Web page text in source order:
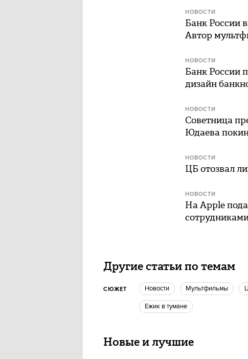
НОВОСТИ
Банк России
Автор
НОВОСТИ
Банк России
дизайн
НОВОСТИ
Советница
Юдаева
НОВОСТИ
ЦБ отозвал
НОВОСТИ
На Apple
Другие статьи по темам
СЮЖЕТ новости мультфильмы
Ежик в тумане
Новые и лучшие